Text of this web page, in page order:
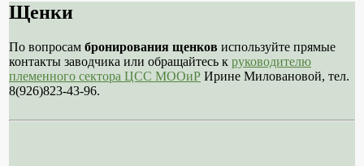
Щенки
По вопросам бронирования щенков используйте прямые
контакты заводчика или обращайтесь к руководителю
племенного сектора ЦСС МООиР Ирине Миловановой, тел.
8(926)823-43-96.